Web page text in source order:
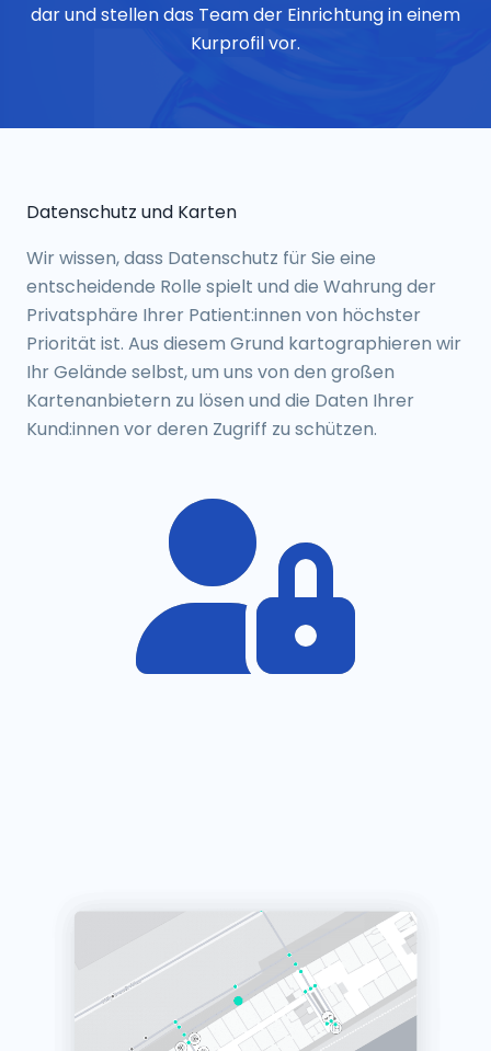
dar und stellen das Team der Einrichtung in einem
Kurprofil vor.
Datenschutz und Karten
Wir wissen, dass Datenschutz für Sie eine
entscheidende Rolle spielt und die Wahrung der
Privatsphäre Ihrer Patient:innen von höchster
Priorität ist. Aus diesem Grund kartographieren wir
Ihr Gelände selbst, um uns von den großen
Kartenanbietern zu lösen und die Daten Ihrer
Kund:innen vor deren Zugriff zu schützen.